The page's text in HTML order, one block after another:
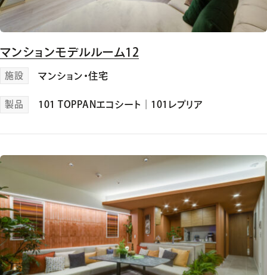
マンションモデルルーム12
施設 マンション・住宅
製品 101 TOPPANエコシート 101レプリア